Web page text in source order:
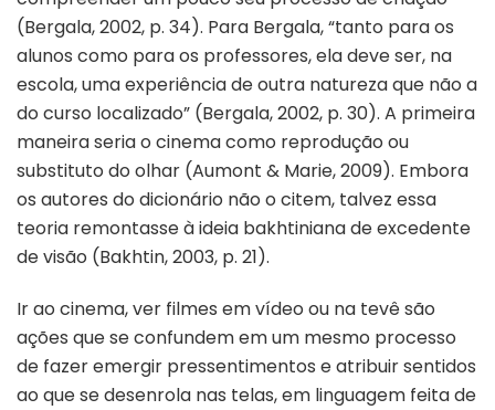
(Bergala, 2002, p. 34). Para Bergala, “tanto para os
alunos como para os professores, ela deve ser, na
escola, uma experiência de outra natureza que não a
do curso localizado” (Bergala, 2002, p. 30). A primeira
maneira seria o cinema como reprodução ou
substituto do olhar (Aumont & Marie, 2009). Embora
os autores do dicionário não o citem, talvez essa
teoria remontasse à ideia bakhtiniana de excedente
de visão (Bakhtin, 2003, p. 21).
Ir ao cinema, ver filmes em vídeo ou na tevê são
ações que se confundem em um mesmo processo
de fazer emergir pressentimentos e atribuir sentidos
ao que se desenrola nas telas, em linguagem feita de